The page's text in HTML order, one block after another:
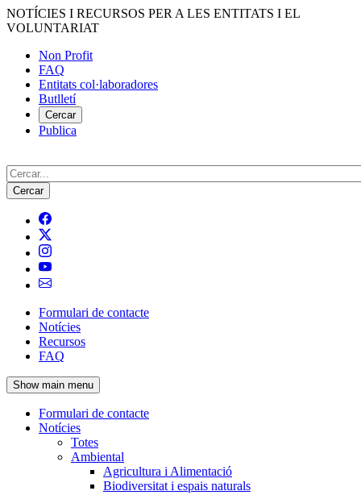
Vés
al
NOTÍCIES I RECURSOS PER A LES ENTITATS I EL
VOLUNTARIAT
Menú
del
compte
d'usuari
Non Profit
FAQ
Entitats col·laboradores
Butlletí
Cercar
Publica
Cerca
Navegació
principal
de
l'encapçalament
Formulari de contacte
Notícies
Recursos
FAQ
Show main menu
Navegació
principal
Formulari de contacte
Notícies
Totes
Ambiental
Agricultura i Alimentació
Biodiversitat i espais naturals